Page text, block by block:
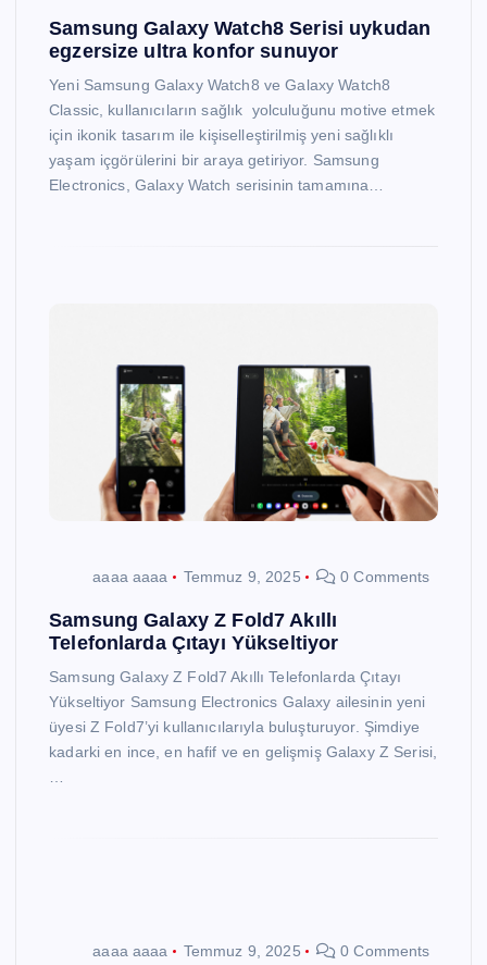
Samsung Galaxy Watch8 Serisi uykudan
egzersize ultra konfor sunuyor
Yeni Samsung Galaxy Watch8 ve Galaxy Watch8
Classic, kullanıcıların sağlık yolculuğunu motive etmek
için ikonik tasarım ile kişiselleştirilmiş yeni sağlıklı
yaşam içgörülerini bir araya getiriyor. Samsung
Electronics, Galaxy Watch serisinin tamamına…
aaaa aaaa Temmuz 9, 2025 0 Comments
Samsung Galaxy Z Fold7 Akıllı
Telefonlarda Çıtayı Yükseltiyor
Samsung Galaxy Z Fold7 Akıllı Telefonlarda Çıtayı
Yükseltiyor Samsung Electronics Galaxy ailesinin yeni
üyesi Z Fold7’yi kullanıcılarıyla buluşturuyor. Şimdiye
kadarki en ince, en hafif ve en gelişmiş Galaxy Z Serisi,
aaaa aaaa Temmuz 9, 2025 0 Comments